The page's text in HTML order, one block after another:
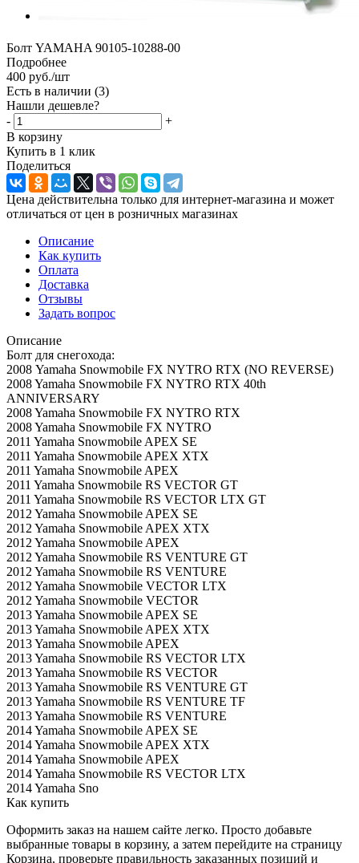
Болт YAMAHA 90105-10288-00
Подробнее
400 руб./шт
Есть в наличии (3)
Нашли дешевле?
-
+
В корзину
Купить в 1 клик
Поделиться
Цена действительна только для интернет-магазина и может
отличаться от цен в розничных магазинах
Описание
Как купить
Оплата
Доставка
Отзывы
Задать вопрос
Описание
Болт для снегохода:
2008 Yamaha Snowmobile FX NYTRO RTX (NO REVERSE)
2008 Yamaha Snowmobile FX NYTRO RTX 40th
ANNIVERSARY
2008 Yamaha Snowmobile FX NYTRO RTX
2008 Yamaha Snowmobile FX NYTRO
2011 Yamaha Snowmobile APEX SE
2011 Yamaha Snowmobile APEX XTX
2011 Yamaha Snowmobile APEX
2011 Yamaha Snowmobile RS VECTOR GT
2011 Yamaha Snowmobile RS VECTOR LTX GT
2012 Yamaha Snowmobile APEX SE
2012 Yamaha Snowmobile APEX XTX
2012 Yamaha Snowmobile APEX
2012 Yamaha Snowmobile RS VENTURE GT
2012 Yamaha Snowmobile RS VENTURE
2012 Yamaha Snowmobile VECTOR LTX
2012 Yamaha Snowmobile VECTOR
2013 Yamaha Snowmobile APEX SE
2013 Yamaha Snowmobile APEX XTX
2013 Yamaha Snowmobile APEX
2013 Yamaha Snowmobile RS VECTOR LTX
2013 Yamaha Snowmobile RS VECTOR
2013 Yamaha Snowmobile RS VENTURE GT
2013 Yamaha Snowmobile RS VENTURE TF
2013 Yamaha Snowmobile RS VENTURE
2014 Yamaha Snowmobile APEX SE
2014 Yamaha Snowmobile APEX XTX
2014 Yamaha Snowmobile APEX
2014 Yamaha Snowmobile RS VECTOR LTX
2014 Yamaha Sno
Как купить
Оформить заказ на нашем сайте легко. Просто добавьте
выбранные товары в корзину, а затем перейдите на страницу
Корзина, проверьте правильность заказанных позиций и